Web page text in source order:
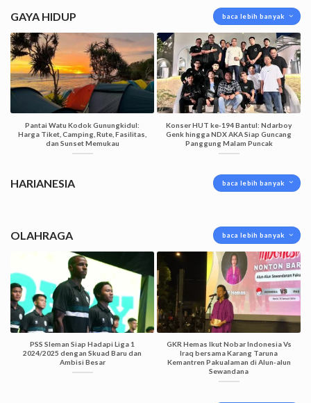
GAYA HIDUP baca lebih banyak
Pantai Watu Kodok Gunungkidul:
Harga Tiket, Camping, Rute, Fasilitas,
dan Sunset Memukau
Konser HUT ke-194 Bantul: Ndarboy
Genk hingga NDX AKA Siap Guncang
Panggung Malam Puncak
HARIANESIA baca lebih banyak
OLAHRAGA baca lebih banyak
PSS Sleman Siap Hadapi Liga 1
2024/2025 dengan Skuad Baru dan
Ambisi Besar
GKR Hemas Ikut Nobar Indonesia Vs
Iraq bersama Karang Taruna
Kemantren Pakualaman di Alun-alun
Sewandana